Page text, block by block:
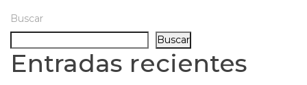
Buscar
Buscar
Entradas recientes